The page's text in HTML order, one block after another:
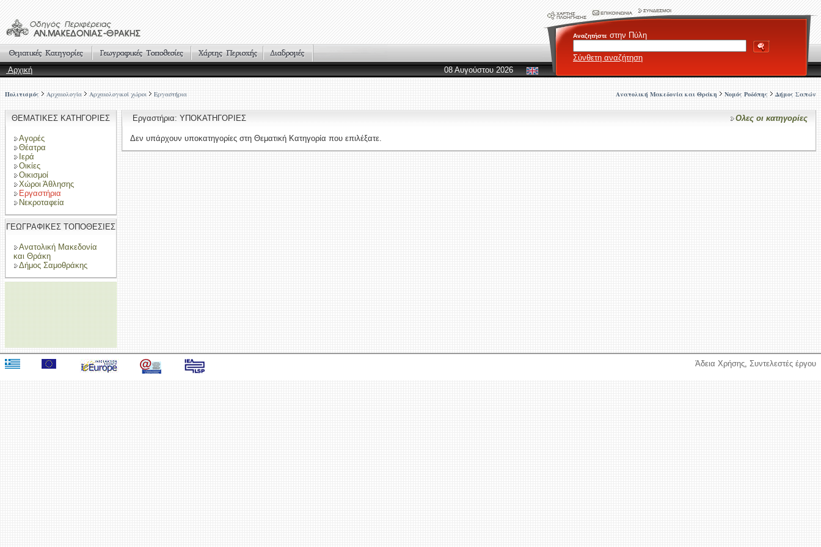
Αναζητήστε στην Πύλη
Σύνθετη αναζήτηση
Αρχική
08 Αυγούστου 2026
Πολιτισμός Αρχαιολογία Αρχαιολογικοί χώροι Εργαστήρια Ανατολική Μακεδονία και Θράκη Νομός Ροδόπης Δήμος Σαπών
ΘΕΜΑΤΙΚΕΣ ΚΑΤΗΓΟΡΙΕΣ
Αγορές
Θέατρα
Ιερά
Οικίες
Οικισμοί
Χώροι Άθλησης
Εργαστήρια
Νεκροταφεία
ΓΕΩΓΡΑΦΙΚΕΣ ΤΟΠΟΘΕΣΙΕΣ
Ανατολική Μακεδονία
και Θράκη
Δήμος Σαμοθράκης
Εργαστήρια: ΥΠΟΚΑΤΗΓΟΡΙΕΣ Ολες οι κατηγορίες
Δεν υπάρχουν υποκατηγορίες στη Θεματική Κατηγορία που επιλέξατε.
Άδεια Χρήσης, Συντελεστές έργου